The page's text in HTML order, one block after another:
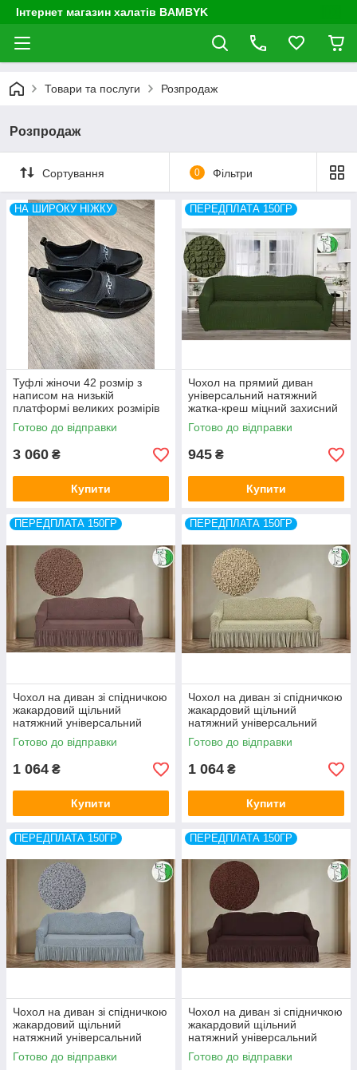
Інтернет магазин халатів BAMBYK
Товари та послуги Розпродаж
Розпродаж
Сортування 0 Фільтри
НА ШИРОКУ НІЖКУ
Туфлі жіночи 42 розмір з
написом на низькій
платформі великих розмірів
Туреччина
Готово до відправки
3 060 ₴
Купити
ПЕРЕДПЛАТА 150ГР
Чохол на прямий диван
універсальний натяжний
жатка-креш міцний захисний
Concordia Venera Туреччина
Готово до відправки
945 ₴
Купити
ПЕРЕДПЛАТА 150ГР
Чохол на диван зі спідничкою
жакардовий щільний
натяжний універсальний
накидка Admiral Venera
Туреччина
Готово до відправки
1 064 ₴
Купити
ПЕРЕДПЛАТА 150ГР
Чохол на диван зі спідничкою
жакардовий щільний
натяжний універсальний
накидка Admiral Venera
Туреччина
Готово до відправки
1 064 ₴
Купити
ПЕРЕДПЛАТА 150ГР
Чохол на диван зі спідничкою
жакардовий щільний
натяжний універсальний
накидка Admiral Venera
Туреччина
Готово до відправки
ПЕРЕДПЛАТА 150ГР
Чохол на диван зі спідничкою
жакардовий щільний
натяжний універсальний
накидка Admiral Venera
Туреччина
Готово до відправки